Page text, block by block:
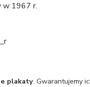
w 1967 r.
plakaty. Gwarantujemy